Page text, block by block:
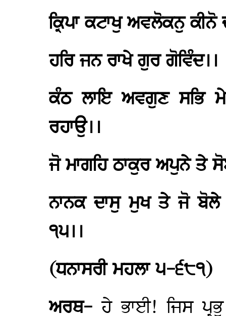
ਕ੍ਰਿਪਾ ਕਟਾਖੁ ਅਵਲੋਕਨੁ ਕੀਨੋ
ਹਰਿ ਜਨ ਰਾਖੇ ਗੁਰ ਗੋਵਿੰਦ।।
ਕੰਠ ਲਾਇ ਅਵਗੁਣ ਸਭਿ
ਰਹਾਉ।।
ਜੋ ਮਾਗਹਿ ਠਾਕੁਰ ਅਪੁਨੇ ਤੇ
ਨਾਨਕ ਦਾਸੁ ਮੁਖ ਤੇ ਜੋ ਬੋਲੇ
੧੫।।
(ਧਨਾਸਰੀ ਮਹਲਾ ੫-੬੮੧)
ਅਰਥ-ਹੇ ਭਾਈ! ਜਿਸ ਪ੍ਰਭੂ